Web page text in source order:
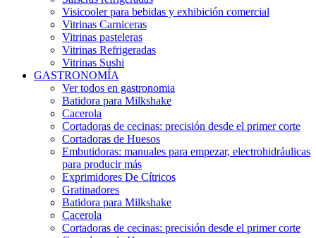
Visicooler para bebidas y exhibición comercial
Vitrinas Carniceras
Vitrinas pasteleras
Vitrinas Refrigeradas
Vitrinas Sushi
GASTRONOMÍA
Ver todos en gastronomia
Batidora para Milkshake
Cacerola
Cortadoras de cecinas: precisión desde el primer corte
Cortadoras de Huesos
Embutidoras: manuales para empezar, electrohidráulicas
para producir más
Exprimidores De Cítricos
Gratinadores
Batidora para Milkshake
Cacerola
Cortadoras de cecinas: precisión desde el primer corte